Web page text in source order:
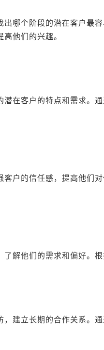
哪个阶段的潜在客户最
他们的兴趣。
潜在客户的特点和需求。
户的信任感，提高他们
了解他们的需求和偏好。
建立长期的合作关系。